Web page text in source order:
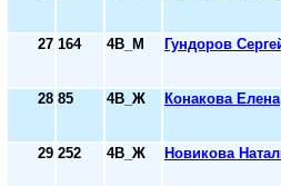
27 164 4В_М Гундоров
28 85 4В_Ж Конакова Елена
29 252 4В_Ж Новикова